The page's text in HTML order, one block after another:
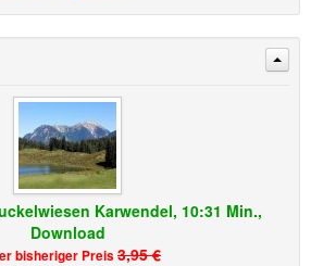
Karwendel, 10:31 Min.,
Download
bisheriger Preis 3,95 €